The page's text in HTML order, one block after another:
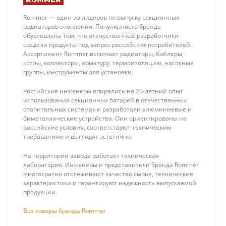
Stout SMS-0917
группа 08 вых.
из
нержавеющей
стали (с
расходомерами)
22 680 ₽
воздухоотводчик,
боковой выпуск
(латунь, уплотн.
кольцо - NBR)
699 ₽
Rommer — один из лидеров по выпуску секционных
радиаторов отопления. Популярность бренда
обусловлена тем, что отечественные разработчики
создали продукты под запрос российских потребителей.
Ассортимент Rommer включает радиаторы, бойлеры,
котлы, коллекторы, арматуру, термоизоляцию, насосные
группы, инструменты для установки.
Российские инженеры опирались на 20-летний опыт
использования секционных батарей в отечественных
отопительных системах и разработали алюминиевые и
биметаллические устройства. Они ориентированы на
российские условия, соответствуют техническим
требованиям и выглядят эстетично.
На территории завода работает техническая
лаборатория. Инженеры и представители бренда Rommer
многократно отслеживают качество сырья, технические
характеристики и гарантируют надежность выпускаемой
продукции.
Все товары бренда Rommer